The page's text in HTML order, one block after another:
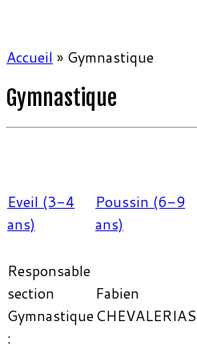
Accueil » Gymnastique
Gymnastique
Eveil (3-4
ans)
Poussin (6-9
ans)
Responsable
section
Gymnastique
:
Fabien
CHEVALERIAS